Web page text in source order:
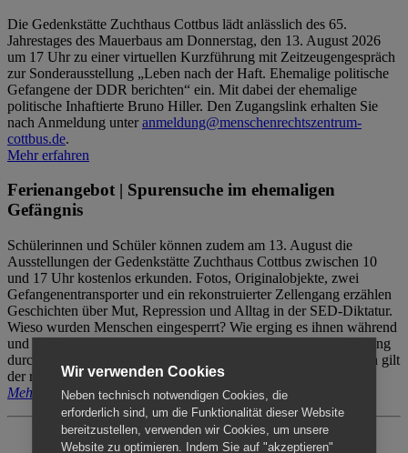
Die Gedenkstätte Zuchthaus Cottbus lädt anlässlich des 65.
Jahrestages des Mauerbaus am Donnerstag, den 13. August 2026
um 17 Uhr zu einer virtuellen Kurzführung mit Zeitzeugengespräch
zur Sonderausstellung „Leben nach der Haft. Ehemalige politische
Gefangene der DDR berichten“ ein. Mit dabei der ehemalige
politische Inhaftierte Bruno Hiller. Den Zugangslink erhalten Sie
nach Anmeldung unteranmeldung@menschenrechtszentrum-
cottbus.de.
Mehr erfahren
Ferienangebot | Spurensuche im ehemaligen
Gefängnis
Schülerinnen und Schüler können zudem am 13. August die
Ausstellungen der Gedenkstätte Zuchthaus Cottbus zwischen 10
und 17 Uhr kostenlos erkunden. Fotos, Originalobjekte, zwei
Gefangenentransporter und ein rekonstruierter Zellengang erzählen
Geschichten über Mut, Repression und Alltag in der SED-Diktatur.
Wieso wurden Menschen eingesperrt? Wie erging es ihnen während
und nach der Haft? Der Besuch erfolgt individuell ohne Betreuung
durch das Menschenrechtszentrum Cottbus. Für Begleitpersonen gilt
der reguläre Eintritt (8€ / ermäßigt 5€).
Mehr erfahren
Wir verwenden Cookies
Neben technisch notwendigen Cookies, die
erforderlich sind, um die Funktionalität dieser Website
bereitzustellen, verwenden wir Cookies, um unsere
Website zu optimieren. Indem Sie auf "akzeptieren"